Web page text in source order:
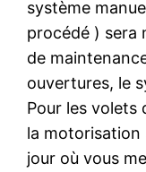
système
procédé ) sera
de
ouvertures, le
Pour les volets
la motorisation
jour où vous